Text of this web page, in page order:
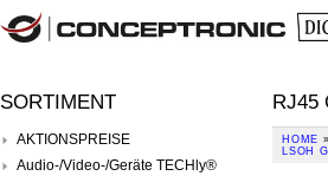
SORTIMENT
AKTIONSPREISE
Audio-/Video-/Geräte TECHly®
RJ45
HOME »
LSOH